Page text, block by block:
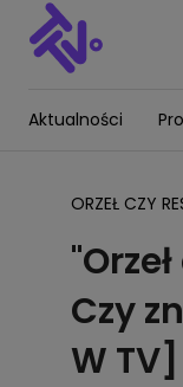
Aktualności
ORZEŁ CZY
Czy
W TV]